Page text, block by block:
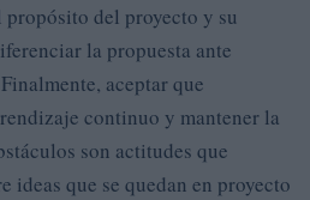
del proyecto y su
la propuesta ante
aceptar que
continuo y mantener la
son actitudes que
ideas que se quedan en proyecto